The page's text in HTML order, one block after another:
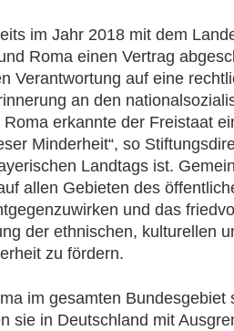
im Jahr 2018 mit dem
Roma einen Vertrag
Verantwortung auf eine
an den
erkannte der Freistaat
Minderheit“, so
Landtags ist.
allen Gebieten des
und das
der ethnischen, kulturellen
zu fördern.
im gesamten Bundesgebiet
sie in Deutschland mit